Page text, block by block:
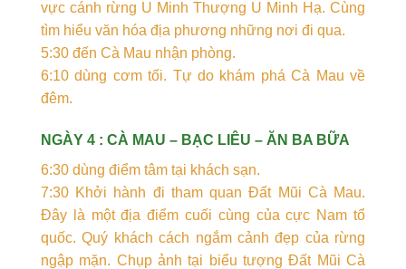
vực cánh rừng U Minh Thượng U Minh Hạ. Cùng
tìm hiểu văn hóa địa phương những nơi đi qua.
5:30 đến Cà Mau nhận phòng.
6:10 dùng cơm tối. Tự do khám phá Cà Mau về
đêm.
NGÀY 4 : CÀ MAU – BẠC LIÊU – ĂN BA BỮA
6:30 dùng điểm tâm tại khách sạn.
7:30 Khởi hành đi tham quan Đất Mũi Cà Mau.
Đây là một địa điểm cuối cùng của cực Nam tổ
quốc. Quý khách cách ngắm cảnh đẹp của rừng
ngập mặn. Chụp ảnh tại biểu tượng Đất Mũi Cà